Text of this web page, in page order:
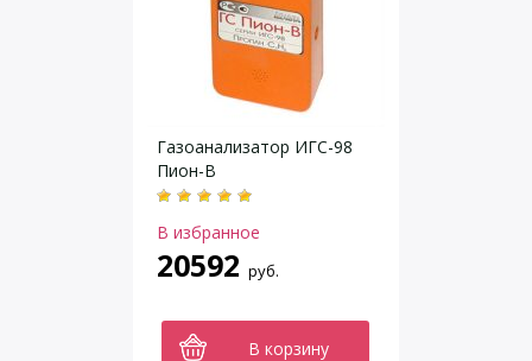
Газоанализатор ИГС-98
Пион-В
В избранное
20592 руб.
В корзину